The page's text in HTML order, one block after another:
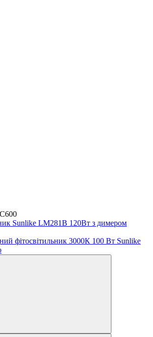
Sunlike LM281B 120Вт з димером